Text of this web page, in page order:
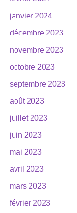
janvier 2024
décembre 2023
novembre 2023
octobre 2023
septembre 2023
août 2023
juillet 2023
juin 2023
mai 2023
avril 2023
mars 2023
février 2023